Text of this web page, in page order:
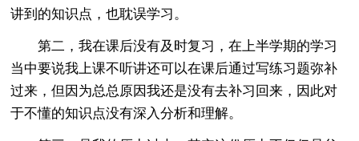
讲到的知识点，也耽误学习。
第二，我在课后没有及时复习，在上半学期的学习
当中要说我上课不听讲还可以在课后通过写练习题弥补
过来，但因为总总原因我还是没有去补习回来，因此对
于不懂的知识点没有深入分析和理解。